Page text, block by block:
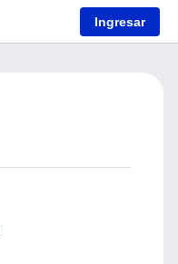
Ingresar